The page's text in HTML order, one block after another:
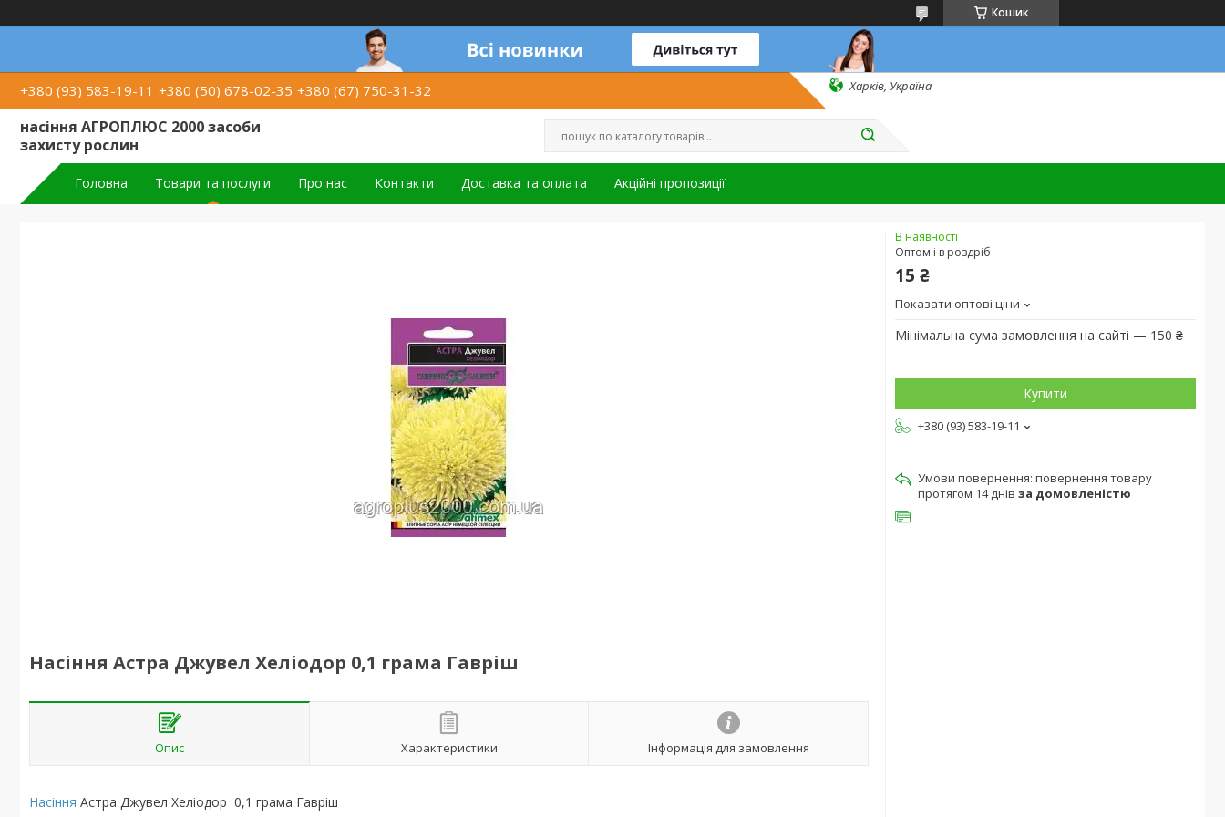
Кошик
+380 (93) 583-19-11 +380 (50) 678-02-35 +380 (67) 750-31-32 Харків, Україна
насіння АГРОПЛЮС 2000 засоби
захисту рослин
Головна Товари та послуги Про нас Контакти Доставка та оплата Акційні пропозиції
Насіння Астра Джувел Хеліодор 0,1 грама Гавріш
Опис Характеристики Інформація для замовлення
Насіння Астра Джувел Хеліодор 0,1 грама Гавріш
В наявності
Оптом і в роздріб
15 ₴
Показати оптові ціни
Мінімальна сума замовлення на сайті — 150 ₴
Купити
+380 (93) 583-19-11
повернення товару
протягом 14 днів за домовленістю